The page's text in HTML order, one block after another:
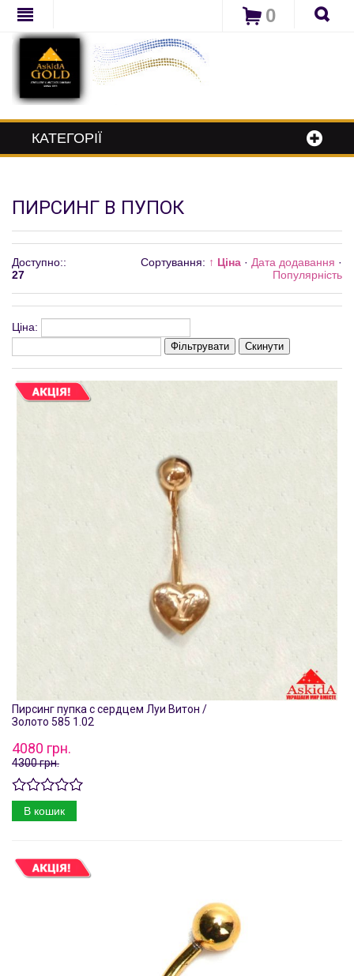
0
КАТЕГОРІЇ
ПИРСИНГ В ПУПОК
Доступно::
27
Сортування: ↑ Ціна · Дата додавання ·
Популярність
Ціна:
Фільтрувати Скинути
Пирсинг пупка с сердцем Луи Витон /
Золото 585 1.02
4080 грн.
4300 грн.
В кошик